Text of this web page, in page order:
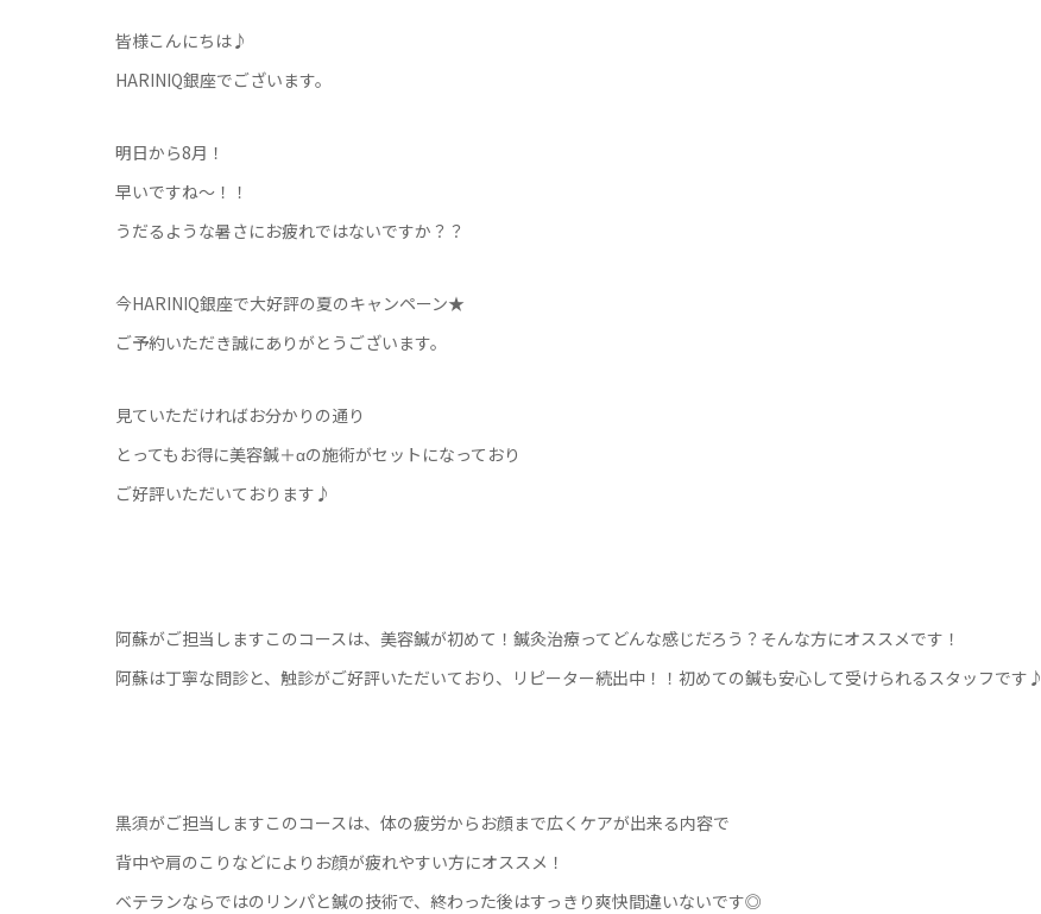
皆様こんにちは♪
HARINIQ銀座でございます。
明日から8月！
早いですね～！！
うだるような暑さにお疲れではないですか？？
今HARINIQ銀座で大好評の夏のキャンペーン★
ご予約いただき誠にありがとうございます。
見ていただければお分かりの通り
とってもお得に美容鍼＋αの施術がセットになっており
ご好評いただいております♪
阿蘇がご担当しますこのコースは、美容鍼が初めて！鍼灸治療ってどんな感じだろう？そんな方にオススメです！
阿蘇は丁寧な問診と、触診がご好評いただいており、リピーター続出中！！初めての鍼も安心して受けられるスタッフです♪
黒須がご担当しますこのコースは、体の疲労からお顔まで広くケアが出来る内容で
背中や肩のこりなどによりお顔が疲れやすい方にオススメ！
ベテランならではのリンパと鍼の技術で、終わった後はすっきり爽快間違いないです◎